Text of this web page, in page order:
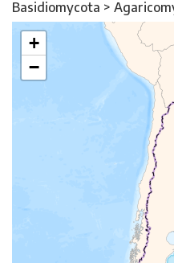
Basidiomycota >
+
−